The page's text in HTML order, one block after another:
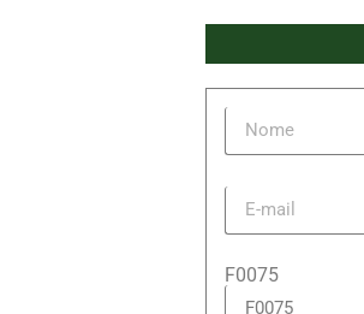
F0075